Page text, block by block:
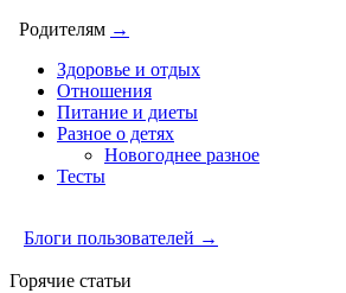
Родителям →
Здоровье и отдых
Отношения
Питание и диеты
Разное о детях
Новогоднее разное
Тесты
Блоги пользователей →
Горячие статьи